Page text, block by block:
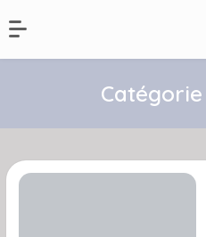
Catégorie